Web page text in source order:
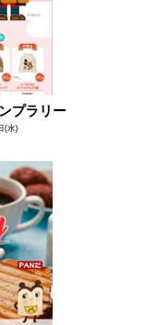
プラリー
(水)